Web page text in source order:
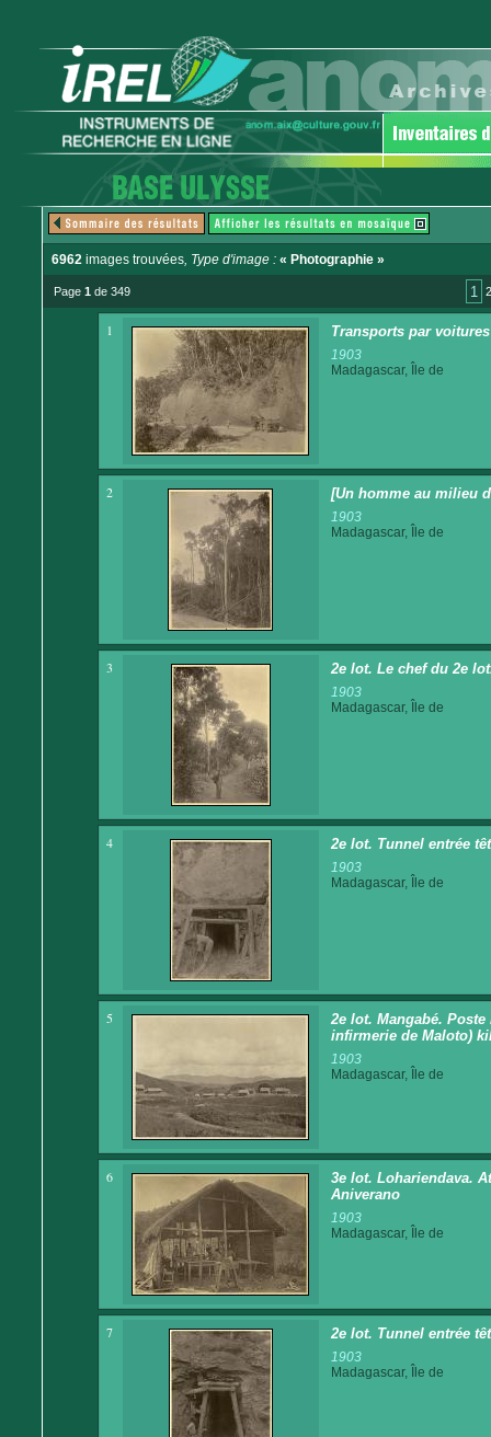
6962 images trouvées, Type d'image : « Photographie »
Page 1 de 349 1 2
1 Transports par
1903
Madagascar, Île de
2 [Un homme au milieu
1903
Madagascar, Île de
3 2e lot. Le chef du 2e
1903
Madagascar, Île de
4 2e lot. Tunnel entrée
1903
Madagascar, Île de
5
2e lot. Mangabé.
infirmerie de Maloto)
1903
Madagascar, Île de
6
3e lot. Lohariendava.
Aniverano
1903
Madagascar, Île de
7 2e lot. Tunnel entrée
1903
Madagascar, Île de